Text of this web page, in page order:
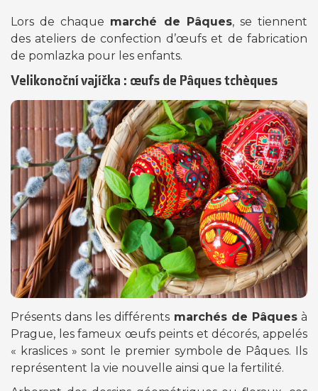
Lors de chaque marché de Pâques, se tiennent
des ateliers de confection d’œufs et de fabrication
de pomlazka pour les enfants.
Velikonoční vajíčka : œufs de Pâques tchèques
Présents dans les différents marchés de Pâquesà
Prague, les fameux œufs peints et décorés, appelés
« kraslices » sont le premier symbole de Pâques. Ils
représentent la vie nouvelle ainsi que la fertilité.